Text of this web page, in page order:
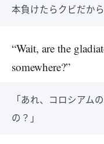
本負けたらクビだか
“Wait, are the
somewhere?”
「あれ、コロシアム
の？」